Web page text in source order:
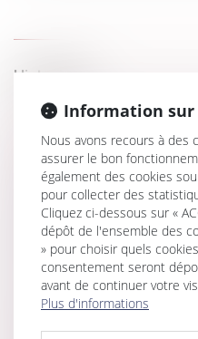
Historique
Construction :
Contrat conclu hors
volontaire en connaissance
Trouble de jouissance
de la SCI bailleresse
Vaut dire la lettre de
PV de lecture du projet
Covid-19 et loyer
Information sur
Nous avons recours à des
assurer le bon
également des cookies
pour collecter des
Cliquez ci-dessous sur «
dépôt de l'ensemble des
» pour choisir quels
consentement seront
avant de continuer votre
Plus d'informations